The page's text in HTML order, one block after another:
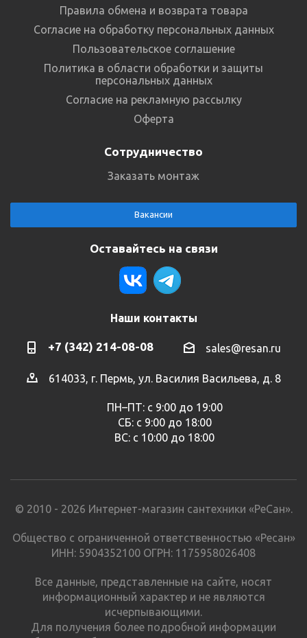
Правила обмена и возврата товара
Согласие на обработку персональных данных
Пользовательское соглашение
Политика в области обработки и защиты
персональных данных
Согласие на рекламную рассылку
Оферта
Сотрудничество
Заказать монтаж
Вакансии
Оставайтесь на связи
Наши контакты
+7 (342) 214-08-08 sales@resan.ru
614033, г. Пермь, ул. Василия Васильева, д. 8
ПН–ПТ: с 9:00 до 19:00
СБ: с 9:00 до 18:00
ВС: с 10:00 до 18:00
© 2010 - 2026 Интернет-магазин сантехники «РеСан».
Общество с ограниченной ответственностью «Ресан»
ИНН: 5904352100 ОГРН: 1175958026408
Все данные, представленные на сайте, носят
информационный характер и не являются
исчерпывающими.
Для получения более подробной информации